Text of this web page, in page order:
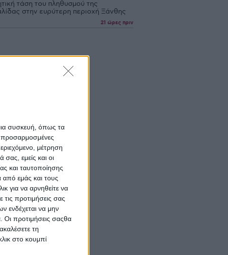
συσκευή, όπως τα
προσαρμοσμένες
μέτρηση
σας, εμείς και οι
και ταυτοποίησης
από εμάς και τους
για να αρνηθείτε να
προτιμήσεις σας
ενδέχεται να μην
Οι προτιμήσεις σαςθα
τη
στο κουμπί
τάση του πληθυσμού της
στην ευρύτερη περιοχή Ξάνθης
21 ώρες πριν